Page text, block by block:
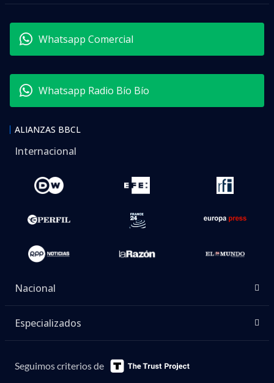
Whatsapp Comercial
Whatsapp Radio Bío Bío
ALIANZAS BBCL
Internacional
Nacional
Especializados
Seguimos criterios de